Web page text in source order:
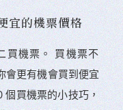
宜的機票價格
買機票。 󠀠買機票不
會更有機會買到便宜
買機票的小技巧，